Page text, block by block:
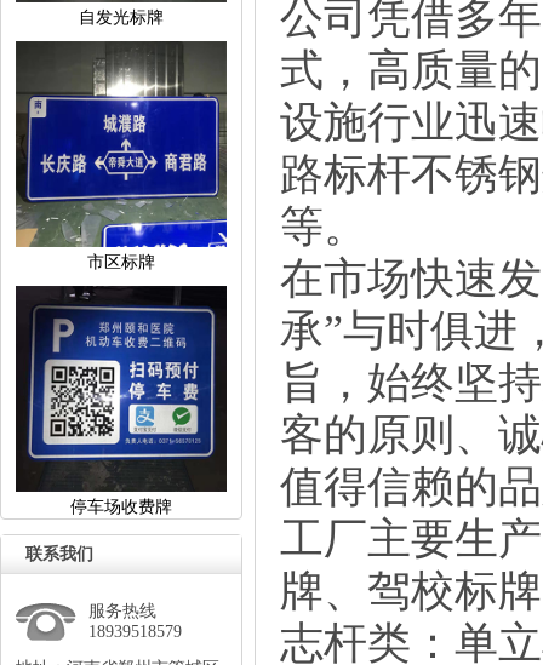
自发光标牌
市区标牌
停车场收费牌
联系我们
服务热线
18939518579
公司凭借多
式，高质量
设施行业迅
路标杆不锈
等。
在市场快速
承”与时俱进
旨，始终坚
客的原则、
值得信赖的
工厂主要生
牌、驾校标
志杆类：单